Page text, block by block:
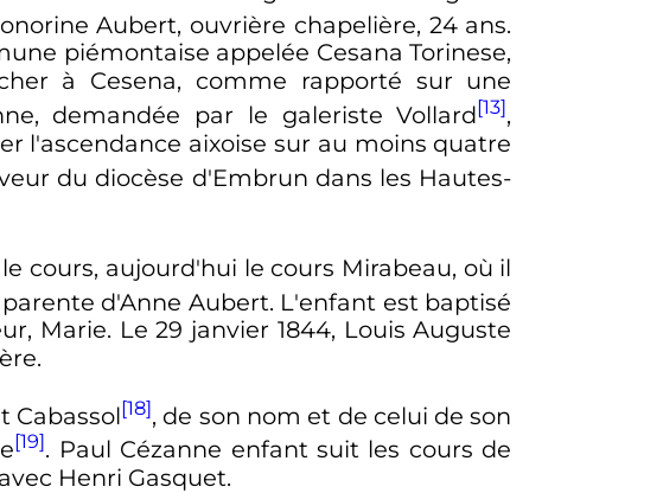
Aubert, ouvrière chapelière, 24 ans.
piémontaise appelée Cesana Torinese,
à Cesena, comme rapporté sur une
demandée par le galeriste Vollard[13],
l'ascendance aixoise sur au moins quatre
du diocèse d'Embrun dans les Hautes-
cours, aujourd'hui le cours Mirabeau, où il
d'Anne Aubert. L'enfant est baptisé
Marie. Le29 janvier 1844, Louis Auguste
Cabassol[18], de son nom et de celui de son
[19]. Paul Cézanne enfant suit les cours de
Henri Gasquet.